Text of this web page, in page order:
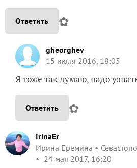
Ответить ✿
gheorghev
15 июля 2016, 18:05
Я тоже так думаю, надо
Ответить ✿
IrinaEr
Ирина Еремина
24 мая 2017, 16:20